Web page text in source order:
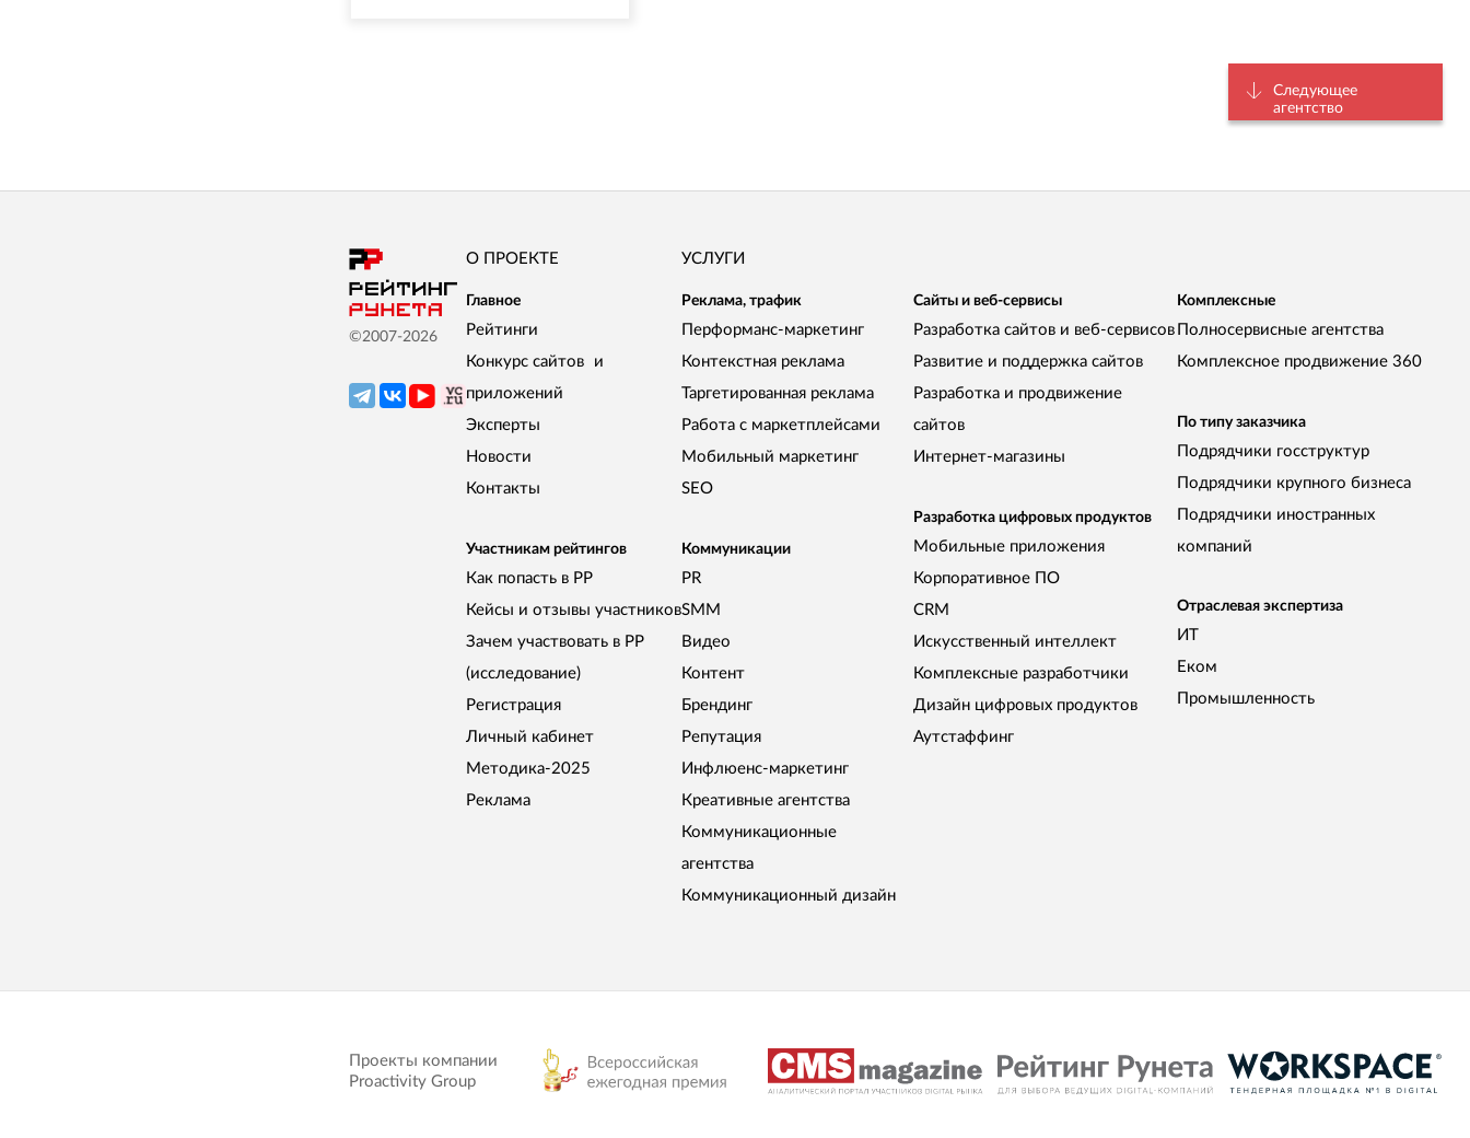
Следующее
агентство
©2007-2026
О ПРОЕКТЕ
Главное
Рейтинги
Конкурс сайтов и
приложений
Эксперты
Новости
Контакты
Участникам рейтингов
Как попасть в РР
Кейсы и отзывы участников
Зачем участвовать в РР
(исследование)
Регистрация
Личный кабинет
Методика-2025
Реклама
УСЛУГИ
Реклама, трафик
Перформанс-маркетинг
Контекстная реклама
Таргетированная реклама
Работа с маркетплейсами
Мобильный маркетинг
SEO
Коммуникации
PR
SMM
Видео
Контент
Брендинг
Репутация
Инфлюенс-маркетинг
Креативные агентства
Коммуникационные
агентства
Коммуникационный дизайн
Сайты и веб-сервисы
Разработка сайтов и веб-сервисов
Развитие и поддержка сайтов
Разработка и продвижение
сайтов
Интернет-магазины
Разработка цифровых продуктов
Мобильные приложения
Корпоративное ПО
CRM
Искусственный интеллект
Комплексные разработчики
Дизайн цифровых продуктов
Аутстаффинг
Комплексные
Полносервисные агентства
Комплексное продвижение 360
По типу заказчика
Подрядчики госструктур
Подрядчики крупного бизнеса
Подрядчики иностранных
компаний
Отраслевая экспертиза
ИТ
Еком
Промышленность
Проекты компании
Proactivity Group